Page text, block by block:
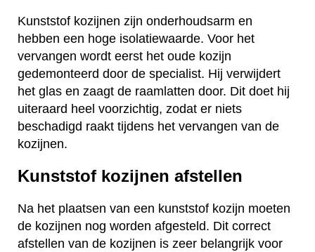
Kunststof kozijnen zijn onderhoudsarm en
hebben een hoge isolatiewaarde. Voor het
vervangen wordt eerst het oude kozijn
gedemonteerd door de specialist. Hij verwijdert
het glas en zaagt de raamlatten door. Dit doet hij
uiteraard heel voorzichtig, zodat er niets
beschadigd raakt tijdens het vervangen van de
kozijnen.
Kunststof kozijnen afstellen
Na het plaatsen van een kunststof kozijn moeten
de kozijnen nog worden afgesteld. Dit correct
afstellen van de kozijnen is zeer belangrijk voor